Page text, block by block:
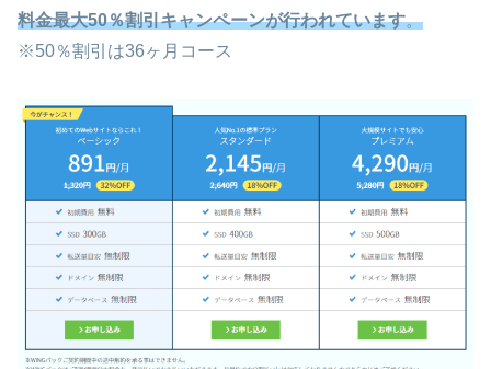
料金最大50％割引キャンペーンが行われています。
※50％割引は36ヶ月コース